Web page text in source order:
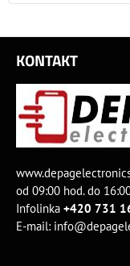
KONTAKT
od 09:00 hod. do
Infolinka +420 731
E-mail: